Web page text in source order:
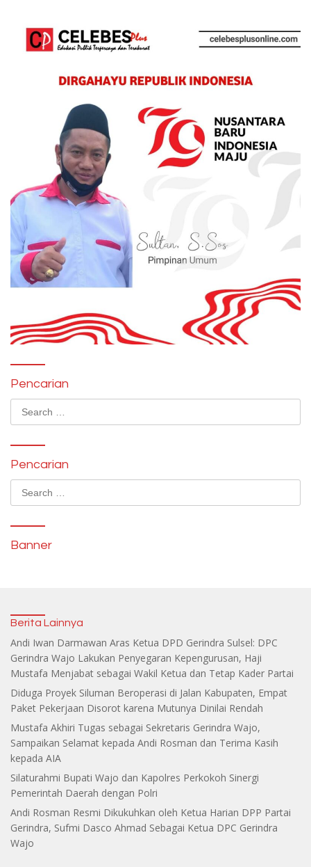
Pencarian
Search
for:
Pencarian
Search
for:
Banner
Berita Lainnya
Andi Iwan Darmawan Aras Ketua DPD Gerindra Sulsel: DPC
Gerindra Wajo Lakukan Penyegaran Kepengurusan, Haji
Mustafa Menjabat sebagai Wakil Ketua dan Tetap Kader Partai
Diduga Proyek Siluman Beroperasi di Jalan Kabupaten, Empat
Paket Pekerjaan Disorot karena Mutunya Dinilai Rendah
Mustafa Akhiri Tugas sebagai Sekretaris Gerindra Wajo,
Sampaikan Selamat kepada Andi Rosman dan Terima Kasih
kepada AIA
Silaturahmi Bupati Wajo dan Kapolres Perkokoh Sinergi
Pemerintah Daerah dengan Polri
Andi Rosman Resmi Dikukuhkan oleh Ketua Harian DPP Partai
Gerindra, Sufmi Dasco Ahmad Sebagai Ketua DPC Gerindra
Wajo